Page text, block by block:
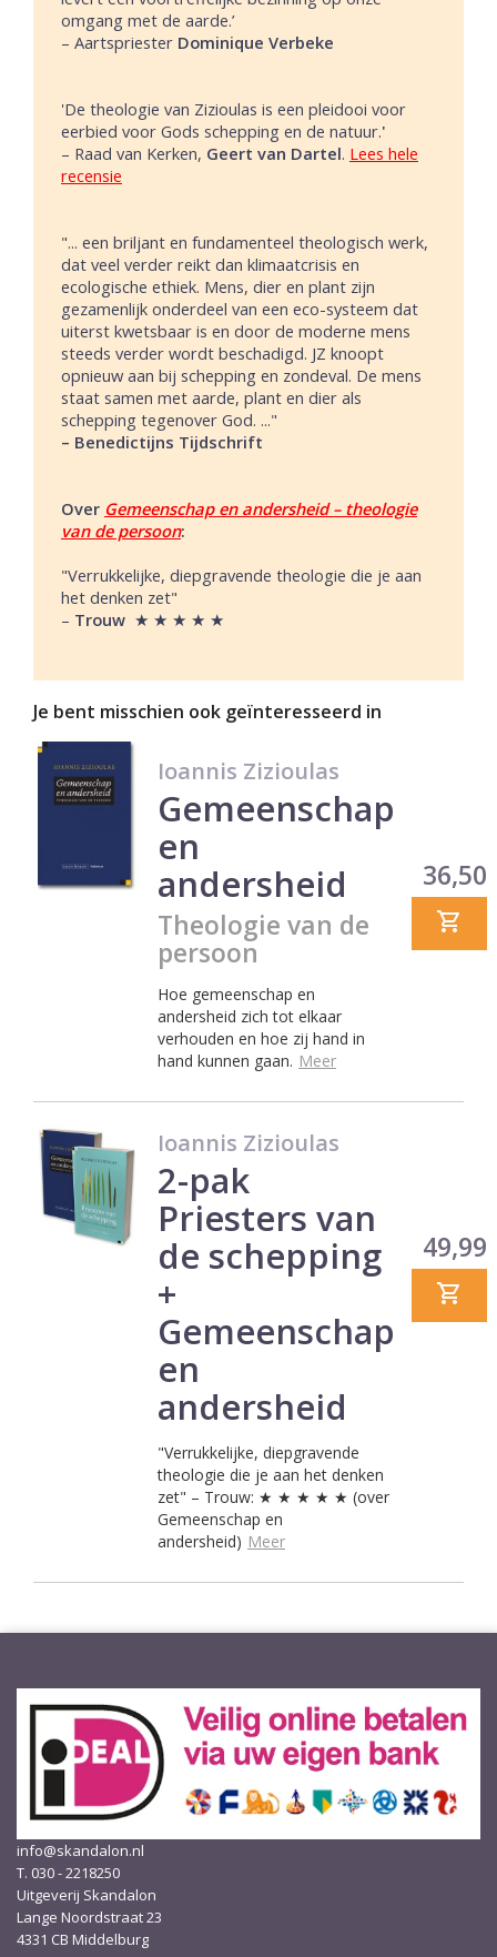
omgang met de aarde.’
– Aartspriester Dominique Verbeke
'De theologie van Zizioulas is een pleidooi voor
eerbied voor Gods schepping en de natuur.'
– Raad van Kerken, Geert van Dartel. Lees hele
recensie
"... een briljant en fundamenteel theologisch werk,
dat veel verder reikt dan klimaatcrisis en
ecologische ethiek. Mens, dier en plant zijn
gezamenlijk onderdeel van een eco-systeem dat
uiterst kwetsbaar is en door de moderne mens
steeds verder wordt beschadigd. JZ knoopt
opnieuw aan bij schepping en zondeval. De mens
staat samen met aarde, plant en dier als
schepping tegenover God. ..."
– Benedictijns Tijdschrift
Over Gemeenschap en andersheid – theologie
van de persoon:
"Verrukkelijke, diepgravende theologie die je aan
het denken zet"
– Trouw ★ ★ ★ ★ ★
Je bent misschien ook geïnteresseerd in
Ioannis Zizioulas
Gemeenschap
en
andersheid
Theologie van de
persoon
Hoe gemeenschap en
andersheid zich tot elkaar
verhouden en hoe zij hand in
hand kunnen gaan. Meer
Prijs
36,50
Ioannis Zizioulas
2-pak
Priesters van
de schepping
+
Gemeenschap
en
andersheid
"Verrukkelijke, diepgravende
theologie die je aan het denken
zet" – Trouw: ★ ★ ★ ★ ★ (over
Gemeenschap en
andersheid) Meer
Prijs
49,99
info@skandalon.nl
T. 030 - 2218250
Uitgeverij Skandalon
Lange Noordstraat 23
4331 CB Middelburg